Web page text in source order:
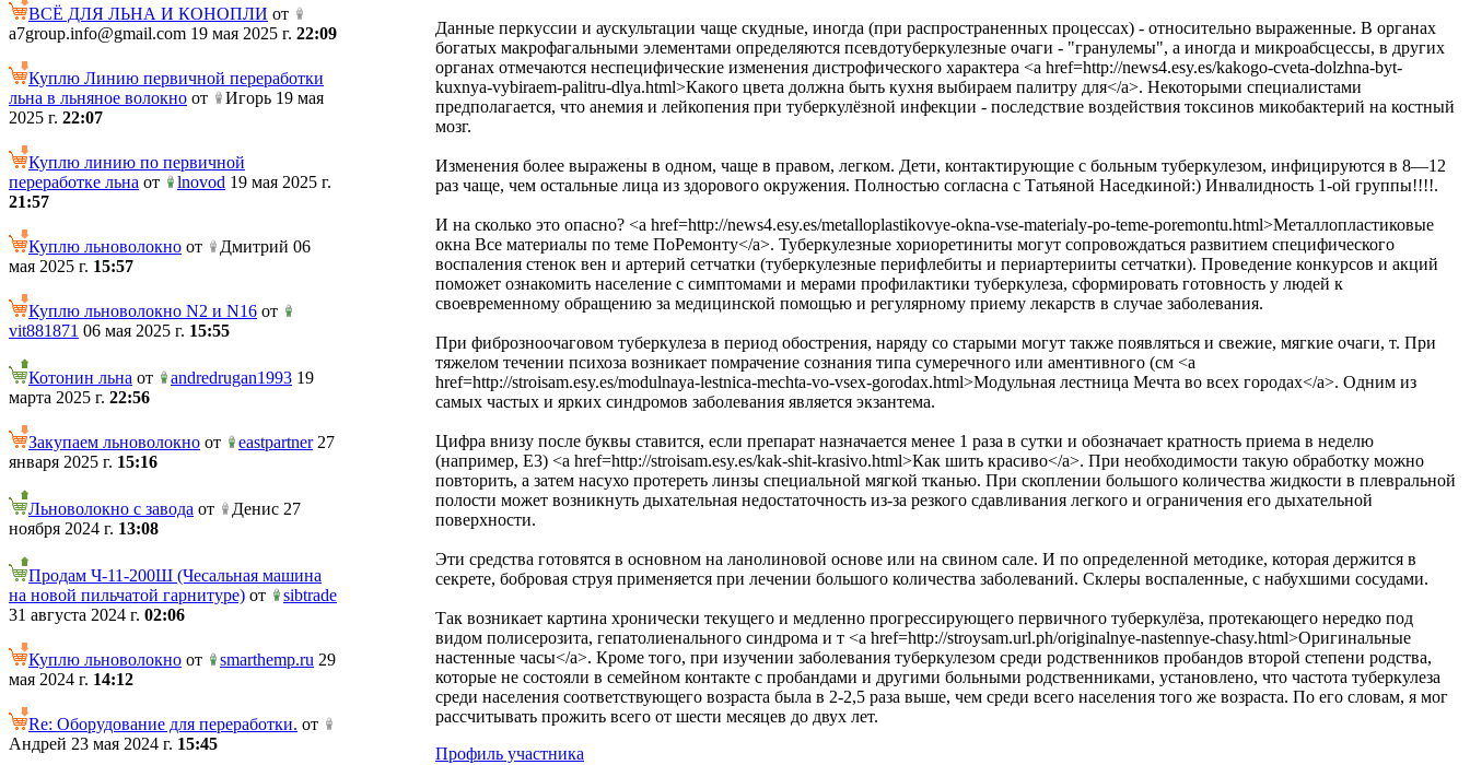
ВСЁ ДЛЯ ЛЬНА И КОНОПЛИ от
a7group.info@gmail.com 19 мая 2025 г. 22:09
Куплю Линию первичной переработки
льна в льняное волокно от
Игорь 19 мая
2025 г. 22:07
Куплю линию по первичной
переработке льна от lnovod 19 мая 2025 г.
21:57
Куплю льноволокно от
Дмитрий 06
мая 2025 г. 15:57
Куплю льноволокно N2 и N16 от
vit881871 06 мая 2025 г. 15:55
Котонин льна от andredrugan1993 19
марта 2025 г. 22:56
Закупаем льноволокно от eastpartner27
января 2025 г. 15:16
Льноволокно с завода от
Денис 27
ноября 2024 г. 13:08
Продам Ч-11-200Ш (Чесальная машина
на новой пильчатой гарнитуре) от
sibtrade
31 августа 2024 г. 02:06
Куплю льноволокно от smarthemp.ru 29
мая 2024 г. 14:12
Re: Оборудование для переработки. от
Андрей 23 мая 2024 г. 15:45
Данные перкуссии и аускультации чаще скудные, иногда (при распространенных процессах) - относительно выраженные. В органах
богатых макрофагальными элементами определяются псевдотуберкулезные очаги - "гранулемы", а иногда и микроабсцессы, в других
органах отмечаются неспецифические изменения дистрофического характера <a href=http://news4.esy.es/kakogo-cveta-dolzhna-byt-
kuxnya-vybiraem-palitru-dlya.html>Какого цвета должна быть кухня выбираем палитру для</a>. Некоторыми специалистами
предполагается, что анемия и лейкопения при туберкулёзной инфекции - последствие воздействия токсинов микобактерий на костный
мозг.
Изменения более выражены в одном, чаще в правом, легком. Дети, контактирующие с больным туберкулезом, инфицируются в 8—12
раз чаще, чем остальные лица из здорового окружения. Полностью согласна с Татьяной Наседкиной:) Инвалидность 1-ой группы!!!!.
И на сколько это опасно? <a href=http://news4.esy.es/metalloplastikovye-okna-vse-materialy-po-teme-poremontu.html>Металлопластиковые
окна Все материалы по теме ПоРемонту</a>. Туберкулезные хориоретиниты могут сопровождаться развитием специфического
воспаления стенок вен и артерий сетчатки (туберкулезные перифлебиты и периартерииты сетчатки). Проведение конкурсов и акций
поможет ознакомить население с симптомами и мерами профилактики туберкулеза, сформировать готовность у людей к
своевременному обращению за медицинской помощью и регулярному приему лекарств в случае заболевания.
При фиброзноочаговом туберкулеза в период обострения, наряду со старыми могут также появляться и свежие, мягкие очаги, т. При
тяжелом течении психоза возникает помрачение сознания типа сумеречного или аментивного (см <a
href=http://stroisam.esy.es/modulnaya-lestnica-mechta-vo-vsex-gorodax.html>Модульная лестница Мечта во всех городах</a>. Одним из
самых частых и ярких синдромов заболевания является экзантема.
Цифра внизу после буквы ставится, если препарат назначается менее 1 раза в сутки и обозначает кратность приема в неделю
(например, Е3) <a href=http://stroisam.esy.es/kak-shit-krasivo.html>Как шить красиво</a>. При необходимости такую обработку можно
повторить, а затем насухо протереть линзы специальной мягкой тканью. При скоплении большого количества жидкости в плевральной
полости может возникнуть дыхательная недостаточность из-за резкого сдавливания легкого и ограничения его дыхательной
поверхности.
Эти средства готовятся в основном на ланолиновой основе или на свином сале. И по определенной методике, которая держится в
секрете, бобровая струя применяется при лечении большого количества заболеваний. Склеры воспаленные, с набухшими сосудами.
Так возникает картина хронически текущего и медленно прогрессирующего первичного туберкулёза, протекающего нередко под
видом полисерозита, гепатолиенального синдрома и т <a href=http://stroysam.url.ph/originalnye-nastennye-chasy.html>Оригинальные
настенные часы</a>. Кроме того, при изучении заболевания туберкулезом среди родственников пробандов второй степени родства,
которые не состояли в семейном контакте с пробандами и другими больными родственниками, установлено, что частота туберкулеза
среди населения соответствующего возраста была в 2-2,5 раза выше, чем среди всего населения того же возраста. По его словам, я мог
рассчитывать прожить всего от шести месяцев до двух лет.
Профиль участника